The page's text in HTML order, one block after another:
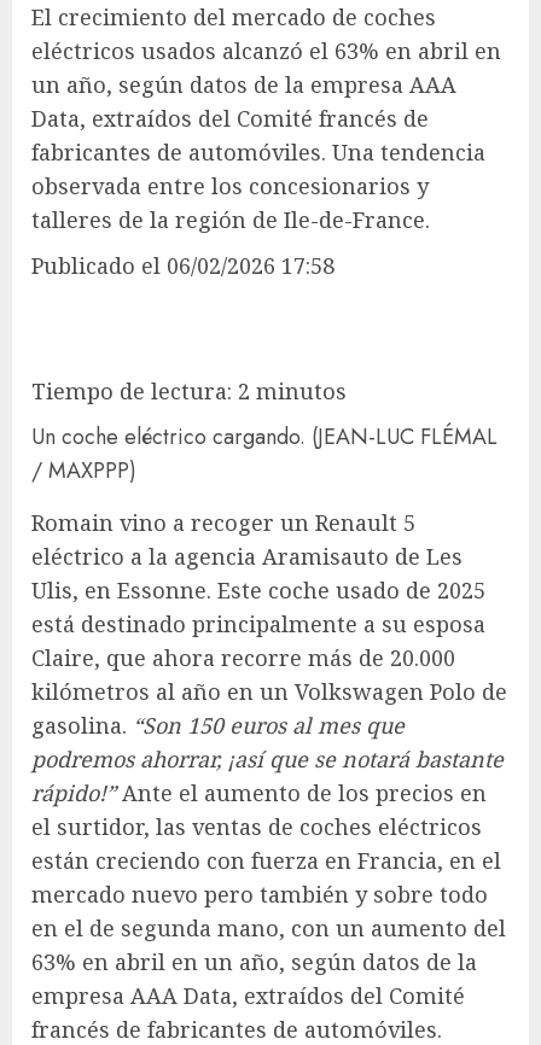
El crecimiento del mercado de coches
eléctricos usados ​​alcanzó el 63% en abril en
un año, según datos de la empresa AAA
Data, extraídos del Comité francés de
fabricantes de automóviles. Una tendencia
observada entre los concesionarios y
talleres de la región de Ile-de-France.
Publicado el 06/02/2026 17:58
Tiempo de lectura: 2 minutos
Un coche eléctrico cargando. (JEAN-LUC FLÉMAL
/ MAXPPP)
Romain vino a recoger un Renault 5
eléctrico a la agencia Aramisauto de Les
Ulis, en Essonne. Este coche usado de 2025
está destinado principalmente a su esposa
Claire, que ahora recorre más de 20.000
kilómetros al año en un Volkswagen Polo de
gasolina. “Son 150 euros al mes que
podremos ahorrar, ¡así que se notará bastante
rápido!”Ante el aumento de los precios en
el surtidor, las ventas de coches eléctricos
están creciendo con fuerza en Francia, en el
mercado nuevo pero también y sobre todo
en el de segunda mano, con un aumento del
63% en abril en un año, según datos de la
empresa AAA Data, extraídos del Comité
francés de fabricantes de automóviles.